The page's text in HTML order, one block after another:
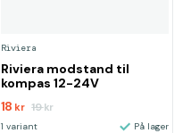
Riviera
Riviera modstand til
kompas 12-24V
18 kr 19kr
1 variant På lager